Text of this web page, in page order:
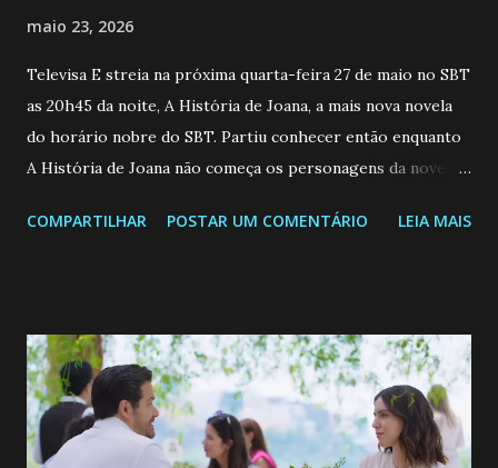
maio 23, 2026
Televisa E streia na próxima quarta-feira 27 de maio no SBT
as 20h45 da noite, A História de Joana, a mais nova novela
do horário nobre do SBT. Partiu conhecer então enquanto
A História de Joana não começa os personagens da novela?
de 25/05/26 a 31/05/26 JOANA GUADALUPE (Camila
permanecer virgem até encontrar o homem que realmente
ama, o que não é fácil, já que dedica todas as suas energias a
se aprimorar, trabalhando, estudando e se orgulhando de
ser a primeira mulher da família a ingressar na
COMPARTILHAR POSTAR UM COMENTÁRIO LEIA MAIS